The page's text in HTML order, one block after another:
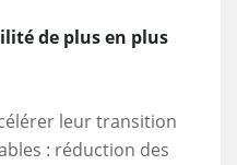
de plus en plus
leur transition
: réduction des